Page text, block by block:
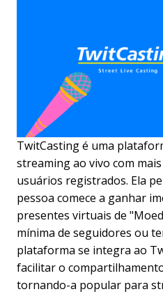
TwitCasting é uma
streaming ao vivo com
usuários registrados. Ela
pessoa comece a ganhar
presentes virtuais de
mínima de seguidores ou
plataforma se integra ao
facilitar o
tornando-a popular para